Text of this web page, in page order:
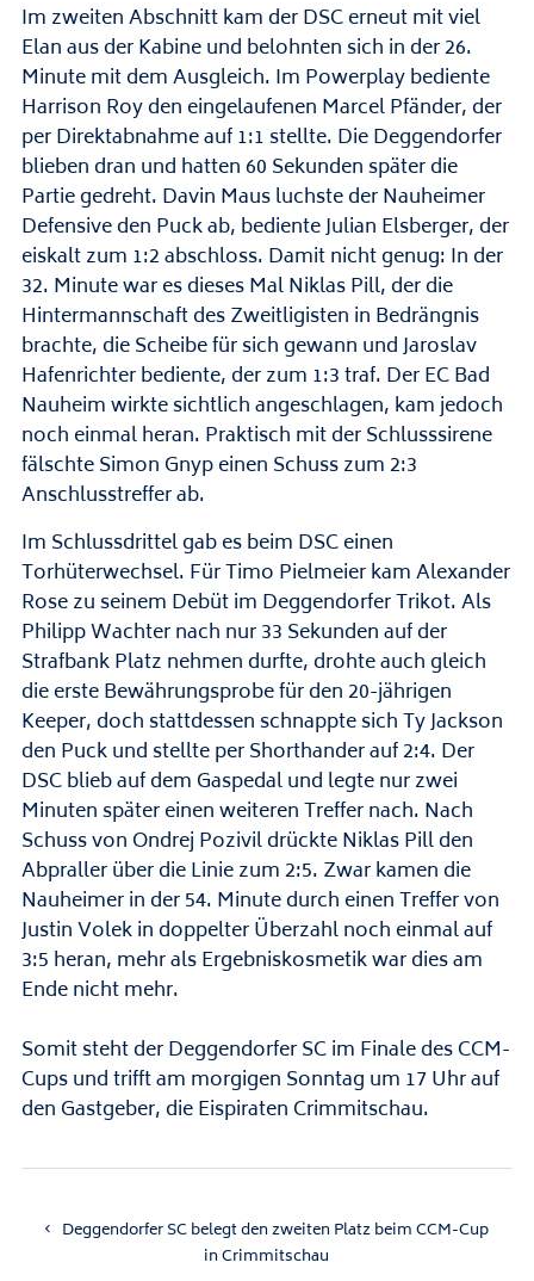
Im zweiten Abschnitt kam der DSC erneut mit viel
Elan aus der Kabine und belohnten sich in der 26.
Minute mit dem Ausgleich. Im Powerplay bediente
Harrison Roy den eingelaufenen Marcel Pfänder, der
per Direktabnahme auf 1:1 stellte. Die Deggendorfer
blieben dran und hatten 60 Sekunden später die
Partie gedreht. Davin Maus luchste der Nauheimer
Defensive den Puck ab, bediente Julian Elsberger, der
eiskalt zum 1:2 abschloss. Damit nicht genug: In der
32. Minute war es dieses Mal Niklas Pill, der die
Hintermannschaft des Zweitligisten in Bedrängnis
brachte, die Scheibe für sich gewann und Jaroslav
Hafenrichter bediente, der zum 1:3 traf. Der EC Bad
Nauheim wirkte sichtlich angeschlagen, kam jedoch
noch einmal heran. Praktisch mit der Schlusssirene
fälschte Simon Gnyp einen Schuss zum 2:3
Anschlusstreffer ab.
Im Schlussdrittel gab es beim DSC einen
Torhüterwechsel. Für Timo Pielmeier kam Alexander
Rose zu seinem Debüt im Deggendorfer Trikot. Als
Philipp Wachter nach nur 33 Sekunden auf der
Strafbank Platz nehmen durfte, drohte auch gleich
die erste Bewährungsprobe für den 20-jährigen
Keeper, doch stattdessen schnappte sich Ty Jackson
den Puck und stellte per Shorthander auf 2:4. Der
DSC blieb auf dem Gaspedal und legte nur zwei
Minuten später einen weiteren Treffer nach. Nach
Schuss von Ondrej Pozivil drückte Niklas Pill den
Abpraller über die Linie zum 2:5. Zwar kamen die
Nauheimer in der 54. Minute durch einen Treffer von
Justin Volek in doppelter Überzahl noch einmal auf
3:5 heran, mehr als Ergebniskosmetik war dies am
Ende nicht mehr.
Somit steht der Deggendorfer SC im Finale des CCM-
Cups und trifft am morgigen Sonntag um 17 Uhr auf
den Gastgeber, die Eispiraten Crimmitschau.
Deggendorfer SC belegt den zweiten Platz beim CCM-Cup
in Crimmitschau